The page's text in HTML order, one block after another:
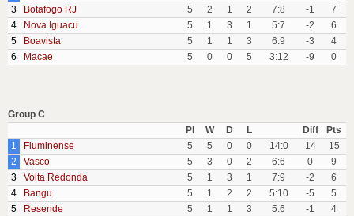
3
Botafogo RJ 5 2 1 2 7:8 -1
7
4
Nova Iguacu 5 1 3 1 5:7 -2
6
5
Boavista 5 1 1 3 6:9 -3
4
6
Macae 5 0 0 5 3:12 -9 0
Group C
Pl
W D L Diff
Pts
1
Fluminense 5 5 0 0 14:0 14
15
2
Vasco 5 3 0 2 6:6 0
9
3
Volta Redonda 5 1 3 1 7:9 -2
6
4
Bangu 5 1 2 2 5:10 -5
5
5
Resende 5 1 1 3 5:6 -1
4